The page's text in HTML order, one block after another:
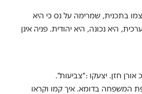
בתכנית, שמרימה על נס כי היא
היא נכונה, היא יהודית. פניה אינן
אורן חזן. יצעקו :"צביעות".
המשפחה בדומא. איך קמו וקראו